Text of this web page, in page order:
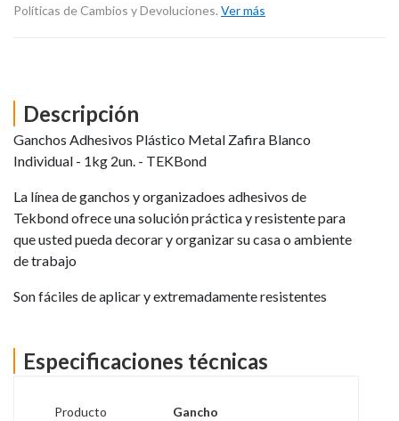
Políticas de Cambios y Devoluciones. Ver más
Descripción
Ganchos Adhesivos Plástico Metal Zafira Blanco
Individual - 1kg 2un. - TEKBond
La línea de ganchos y organizadoes adhesivos de
Tekbond ofrece una solución práctica y resistente para
que usted pueda decorar y organizar su casa o ambiente
de trabajo
Son fáciles de aplicar y extremadamente resistentes
Especificaciones técnicas
Producto Gancho